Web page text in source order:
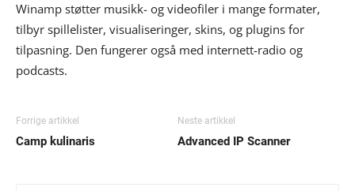
Winamp støtter musikk- og videofiler i mange formater,
tilbyr spillelister, visualiseringer, skins, og plugins for
tilpasning. Den fungerer også med internett-radio og
podcasts.
Forrige artikkel
Camp kulinaris
Neste artikkel
Advanced IP Scanner